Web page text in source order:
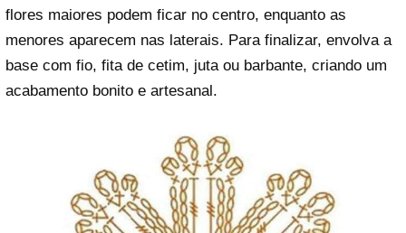
flores maiores podem ficar no centro, enquanto as
menores aparecem nas laterais. Para finalizar, envolva a
base com fio, fita de cetim, juta ou barbante, criando um
acabamento bonito e artesanal.